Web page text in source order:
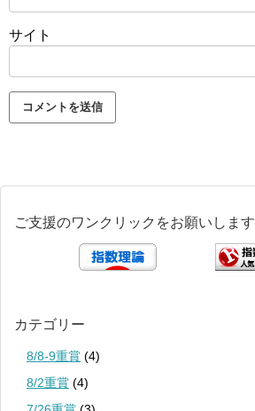
サイト
ご支援のワンクリックをお願いします
カテゴリー
8/8-9重賞 (4)
8/2重賞 (4)